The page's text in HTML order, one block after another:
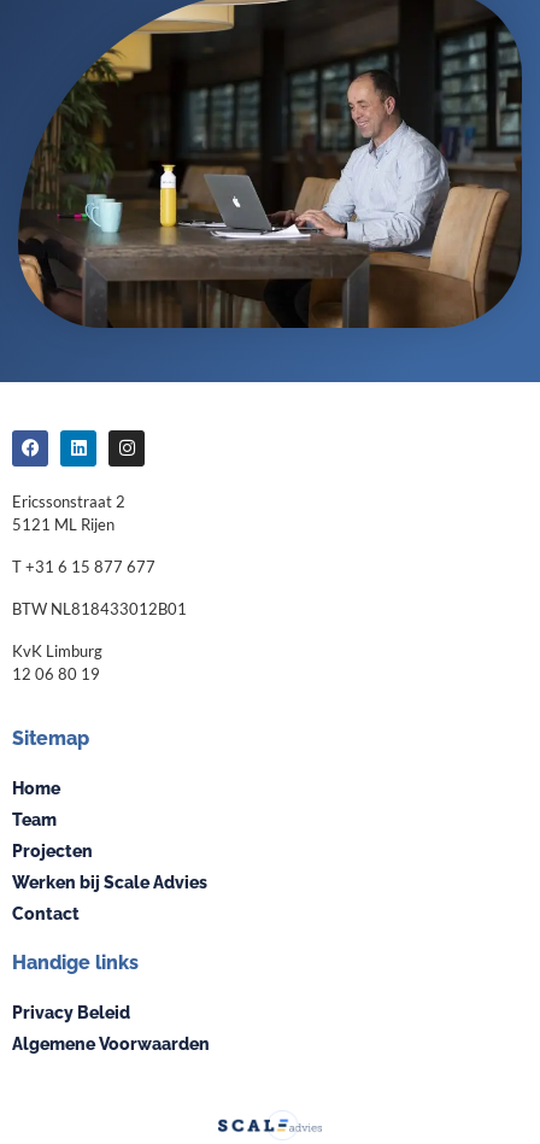
Ericssonstraat 2
5121 ML Rijen
T +31 6 15 877 677
BTW NL818433012B01
KvK Limburg
12 06 80 19
Sitemap
Home
Team
Projecten
Werken bij Scale Advies
Contact
Handige links
Privacy Beleid
Algemene Voorwaarden